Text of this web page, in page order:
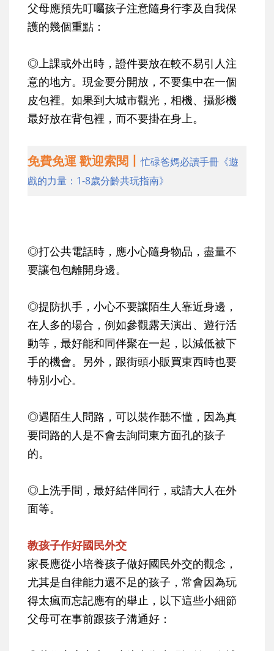
父母應預先叮囑孩子注意隨身行李及自我保
護的幾個重點：
◎上課或外出時，證件要放在較不易引人注
意的地方。現金要分開放，不要集中在一個
皮包裡。如果到大城市觀光，相機、攝影機
最好放在背包裡，而不要掛在身上。
免費免運 歡迎索閱丨忙碌爸媽必讀手冊《遊
戲的力量：1-8歲分齡共玩指南》
◎打公共電話時，應小心隨身物品，盡量不
要讓包包離開身邊。
◎提防扒手，小心不要讓陌生人靠近身邊，
在人多的場合，例如參觀露天演出、遊行活
動等，最好能和同伴聚在一起，以減低被下
手的機會。另外，跟街頭小販買東西時也要
特別小心。
◎遇陌生人問路，可以裝作聽不懂，因為真
要問路的人是不會去詢問東方面孔的孩子
的。
◎上洗手間，最好結伴同行，或請大人在外
面等。
教孩子作好國民外交
家長應從小培養孩子做好國民外交的觀念，
尤其是自律能力還不足的孩子，常會因為玩
得太瘋而忘記應有的舉止，以下這些小細節
父母可在事前跟孩子溝通好：